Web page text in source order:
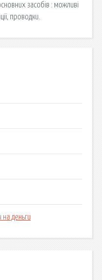
засобів : можливі
проводки.
деньги